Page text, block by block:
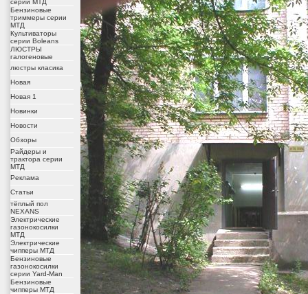
серии МТД
Бензиновые
триммеры серии
МТД
Культиваторы
серии Boleans
ЛЮСТРЫ
галогеновые
люстры класика
Новая
Новая 1
Новинки
Новости
Обзоры
Райдеры и
трактора серии
МТД
Реклама
Статьи
тёплый пол
NEXANS
Электрические
газонокосилки
МТД
Электрические
чипперы МТД
Бензиновые
газонокосилки
серии Yard-Man
Бензиновые
чипперы МТД